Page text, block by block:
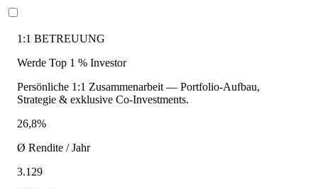
1:1 BETREUUNG
Werde Top 1 % Investor
Persönliche 1:1 Zusammenarbeit — Portfolio-Aufbau,
Strategie & exklusive Co-Investments.
26,8%
Ø Rendite / Jahr
3.129